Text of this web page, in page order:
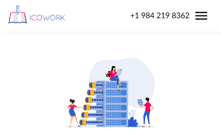
+1 984 219 8362 menu